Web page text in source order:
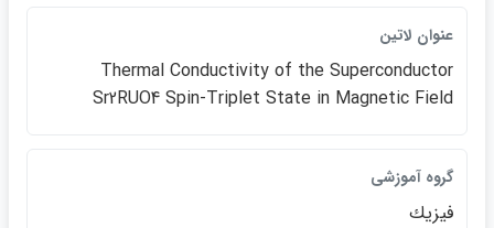
عنوان لاتين
Thermal Conductivity of the Superconductor
Sr2RUO4 Spin-Triplet State in Magnetic Field
گروه آموزشي
فيزيك